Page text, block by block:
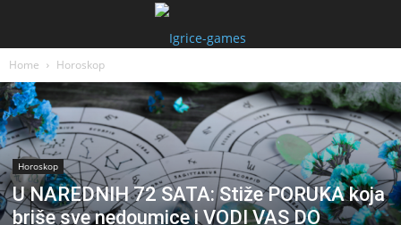
Home Horoskop
Horoskop
U NAREDNIH 72 SATA: Stiže PORUKA koja
briše sve nedoumice i VODI VAS DO